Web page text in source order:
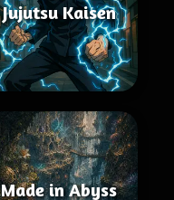
Jujutsu Kaisen
Made in Abyss